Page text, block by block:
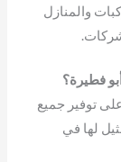
والمنازل
فطيرة؟
توفير جميع
لها في